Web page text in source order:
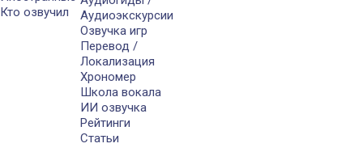
Кто озвучил
Аудиоэкскурсии
Озвучка игр
Перевод /
Локализация
Хрономер
Школа вокала
ИИ озвучка
Рейтинги
Статьи